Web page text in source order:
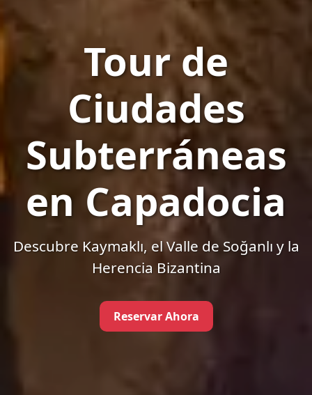
Tour de
Ciudades
Subterráneas
en Capadocia
Descubre Kaymaklı, el Valle de Soğanlı y la
Herencia Bizantina
Reservar Ahora